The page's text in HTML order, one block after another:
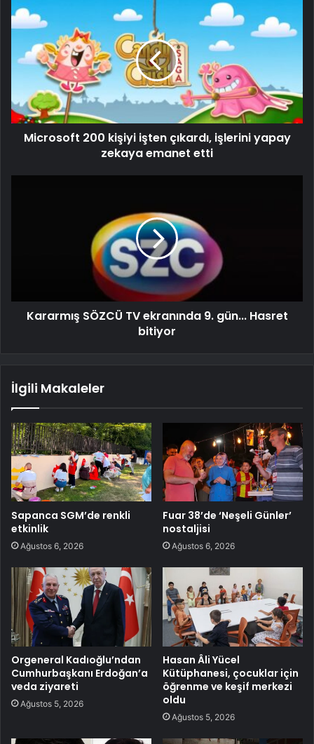
Microsoft 200 kişiyi işten çıkardı, işlerini yapay
zekaya emanet etti
Kararmış SÖZCÜ TV ekranında 9. gün... Hasret
bitiyor
İlgili Makaleler
Sapanca SGM’de renkli
etkinlik
Ağustos 6, 2026
Fuar 38’de ‘Neşeli Günler’
nostaljisi
Ağustos 6, 2026
Orgeneral Kadıoğlu’ndan
Cumhurbaşkanı Erdoğan’a
veda ziyareti
Ağustos 5, 2026
Hasan Âli Yücel
Kütüphanesi, çocuklar için
öğrenme ve keşif merkezi
oldu
Ağustos 5, 2026